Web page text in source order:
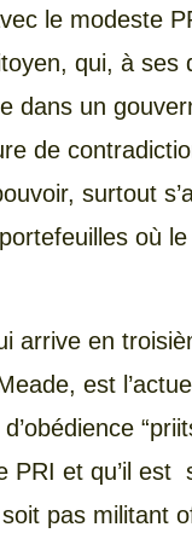
le modeste
qui, à ses
dans un
de
surtout
où
arrive en
est
PRI et qu’il est
soit pas militant